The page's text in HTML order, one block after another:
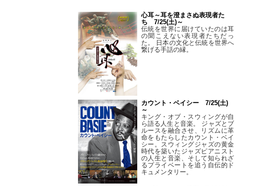
心耳～耳を澄まさぬ表現者た
ち 7/25(土)～
伝統を世界に届けていたのは耳
の聞こえない表現者たちだっ
た。 日本の文化と伝統を世界へ
繋げる手話の縁。
カウント・ベイシー 7/25(土)
～
キング・オブ・スウィングが自
ら語る人生と音楽。 ジャズとブ
ルースを融合させ、リズムに革
命をもたらしたカウント・ベイ
シー。スウィングジャズの黄金
時代を築いたジャズピアニスト
の人生と音楽、そして知られざ
るプライベートを追う自伝的ド
キュメンタリー。